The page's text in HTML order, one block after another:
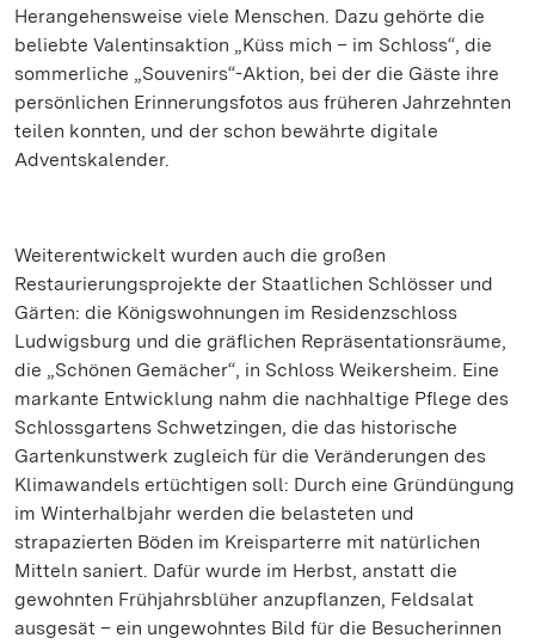
Herangehensweise viele Menschen. Dazu gehörte die
beliebte Valentinsaktion „Küss mich – im Schloss“, die
sommerliche „Souvenirs“-Aktion, bei der die Gäste ihre
persönlichen Erinnerungsfotos aus früheren Jahrzehnten
teilen konnten, und der schon bewährte digitale
Adventskalender.
Weiterentwickelt wurden auch die großen
Restaurierungsprojekte der Staatlichen Schlösser und
Gärten: die Königswohnungen im Residenzschloss
Ludwigsburg und die gräflichen Repräsentationsräume,
die „Schönen Gemächer“, in Schloss Weikersheim. Eine
markante Entwicklung nahm die nachhaltige Pflege des
Schlossgartens Schwetzingen, die das historische
Gartenkunstwerk zugleich für die Veränderungen des
Klimawandels ertüchtigen soll: Durch eine Gründüngung
im Winterhalbjahr werden die belasteten und
strapazierten Böden im Kreisparterre mit natürlichen
Mitteln saniert. Dafür wurde im Herbst, anstatt die
gewohnten Frühjahrsblüher anzupflanzen, Feldsalat
ausgesät – ein ungewohntes Bild für die Besucherinnen